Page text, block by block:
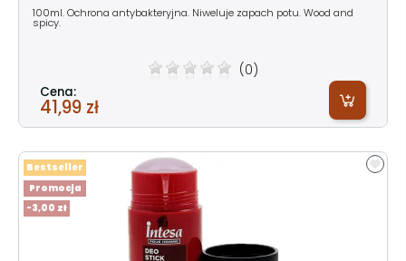
100ml. Ochrona antybakteryjna. Niweluje zapach potu. Wood and
spicy.
(0)
Cena:
41,99 zł
Promocja
-3,00 zł
Bestseller